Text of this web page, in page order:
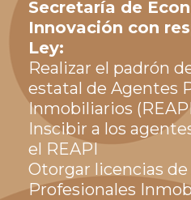
Secretaría de
Innovación con
Ley:
Realizar el padrón
estatal de Agentes
Inmobiliarios
Inscibir a los
el REAPI
Otorgar licencias
Profesionales